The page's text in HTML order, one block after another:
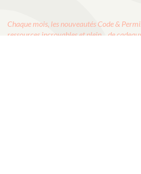
Chaque mois, les nouveautés Code &
ressources incroyables et plein de